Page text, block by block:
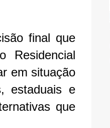
final que
Residencial
em situação
estaduais e
que